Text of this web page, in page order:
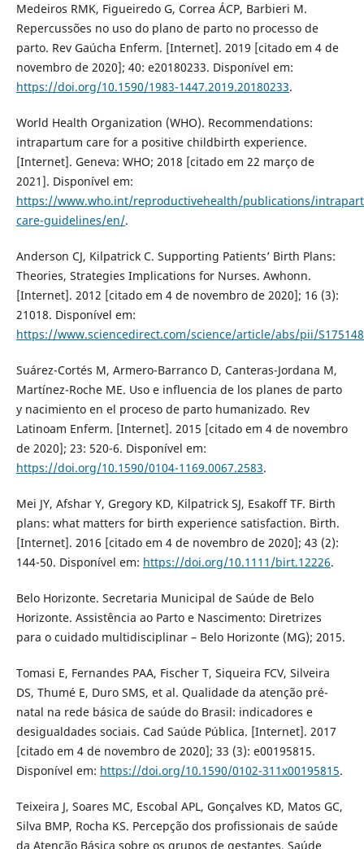
Medeiros RMK, Figueiredo G, Correa ÁCP, Barbieri M.
Repercussões no uso do plano de parto no processo de
parto. Rev Gaúcha Enferm. [Internet]. 2019 [citado em 4 de
novembro de 2020]; 40: e20180233. Disponível em:
https://doi.org/10.1590/1983-1447.2019.20180233.
World Health Organization (WHO). Recommendations:
intrapartum care for a positive childbirth experience.
[Internet]. Geneva: WHO; 2018 [citado em 22 março de
2021]. Disponível em:
https://www.who.int/reproductivehealth/publications/
care-guidelines/en/.
Anderson CJ, Kilpatrick C. Supporting Patients’ Birth Plans:
Theories, Strategies Implications for Nurses. Awhonn.
[Internet]. 2012 [citado em 4 de novembro de 2020]; 16 (3):
21018. Disponível em:
https://www.sciencedirect.com/science/article/abs/pii/
Suárez-Cortés M, Armero-Barranco D, Canteras-Jordana M,
Martínez-Roche ME. Uso e influencia de los planes de parto
y nacimiento en el proceso de parto humanizado. Rev
Latinoam Enferm. [Internet]. 2015 [citado em 4 de novembro
de 2020]; 23: 520-6. Disponível em:
https://doi.org/10.1590/0104-1169.0067.2583.
Mei JY, Afshar Y, Gregory KD, Kilpatrick SJ, Esakoff TF. Birth
plans: what matters for birth experience satisfaction. Birth.
[Internet]. 2016 [citado em 4 de novembro de 2020]; 43 (2):
144-50. Disponível em: https://doi.org/10.1111/birt.12226.
Belo Horizonte. Secretaria Municipal de Saúde de Belo
Horizonte. Assistência ao Parto e Nascimento: Diretrizes
para o cuidado multidisciplinar – Belo Horizonte (MG); 2015.
Tomasi E, Fernandes PAA, Fischer T, Siqueira FCV, Silveira
DS, Thumé E, Duro SMS, et al. Qualidade da atenção pré-
natal na rede básica de saúde do Brasil: indicadores e
desigualdades sociais. Cad Saúde Pública. [Internet]. 2017
[citado em 4 de novembro de 2020]; 33 (3): e00195815.
Disponível em: https://doi.org/10.1590/0102-311x00195815.
Teixeira J, Soares MC, Escobal APL, Gonçalves KD, Matos GC,
Silva BMP, Rocha KS. Percepção dos profissionais de saúde
da Atenção Básica sobre os grupos de gestantes. Saúde